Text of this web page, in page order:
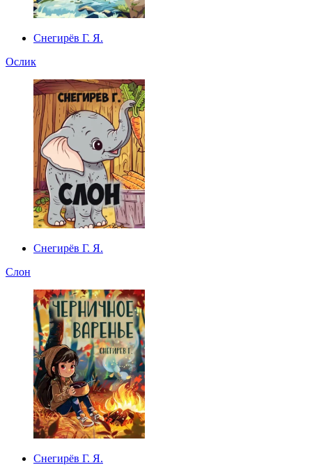
Снегирёв Г. Я.
Ослик
Снегирёв Г. Я.
Слон
Снегирёв Г. Я.